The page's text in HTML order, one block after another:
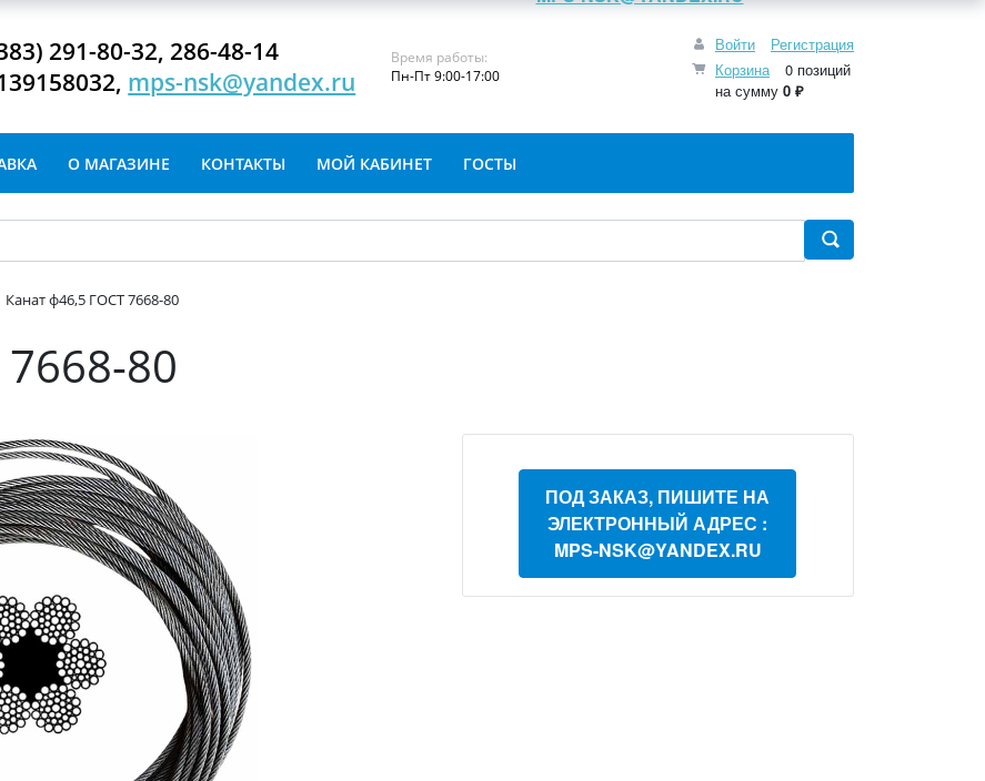
Войти
Регистрация
Корзина
0 позиций
на сумму 0 ₽
291-80-32, 286-48-14
mps-nsk@yandex.ru
Время работы:
Пн-Пт 9:00-17:00
О МАГАЗИНЕ КОНТАКТЫ МОЙ КАБИНЕТ ГОСТЫ
Канат ф46,5 ГОСТ 7668-80
80
ПОД ЗАКАЗ, ПИШИТЕ НА
ЭЛЕКТРОННЫЙ АДРЕС :
MPS-NSK@YANDEX.RU